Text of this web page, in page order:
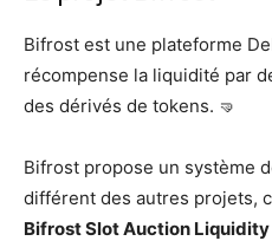
Bifrost est une plateforme
récompense la liquidité par
des dérivés de tokens. 🤜
Bifrost propose un système
différent des autres projets,
Bifrost Slot Auction